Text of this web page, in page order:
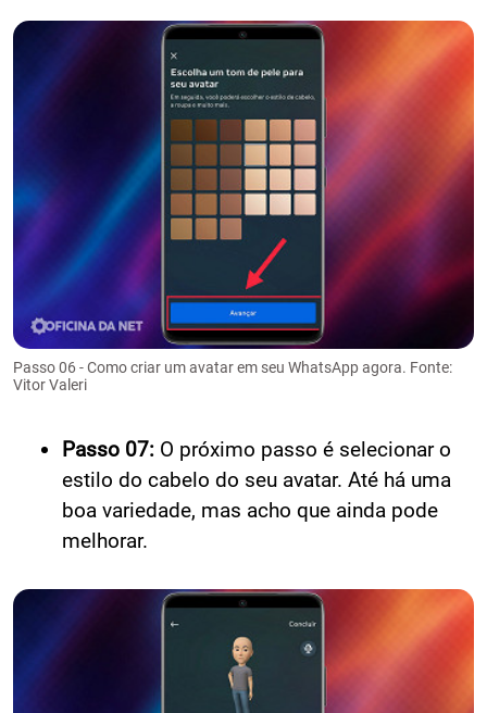
Passo 06 - Como criar um avatar em seu WhatsApp agora. Fonte:
Vitor Valeri
Passo 07: O próximo passo é selecionar o
estilo do cabelo do seu avatar. Até há uma
boa variedade, mas acho que ainda pode
melhorar.